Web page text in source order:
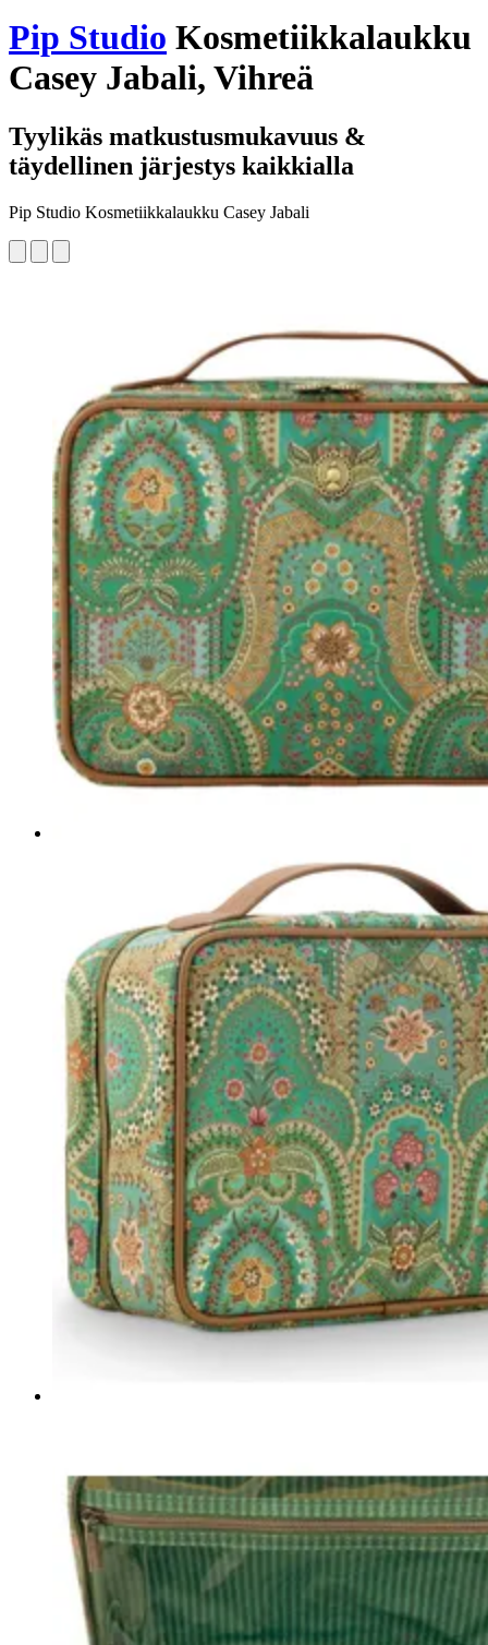
Pip Studio Kosmetiikkalaukku
Casey Jabali, Vihreä
Tyylikäs matkustusmukavuus &
täydellinen järjestys kaikkialla
Pip Studio Kosmetiikkalaukku Casey Jabali